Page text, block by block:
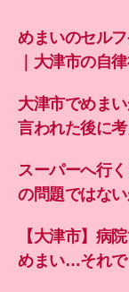
めまいのセル
｜大津市の自
大津市でめま
言われた後に
スーパーへ行
の問題ではな
【大津市】病
めまい…それ